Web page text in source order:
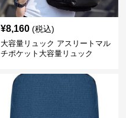
¥8,160 (税込)
大容量リュック アスリートマル
チポケット大容量リュック